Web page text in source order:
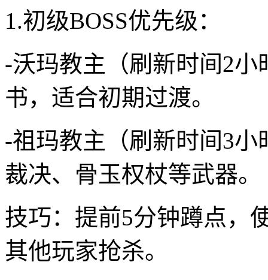
1.初级BOSS优先级：
-沃玛教主（刷新时间2
书，适合初期过渡。
-祖玛教主（刷新时间3
裁决、骨玉权杖等武器。
技巧：提前5分钟蹲点，
其他玩家抢杀。